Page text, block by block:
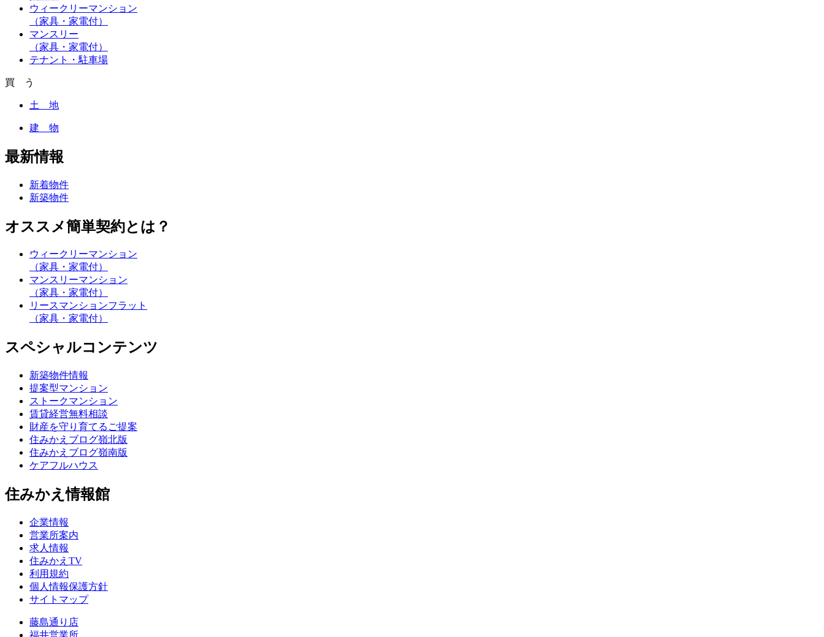
ウィークリーマンション
（家具・家電付）
マンスリー
（家具・家電付）
テナント・駐車場
買 う
土 地
建 物
最新情報
新着物件
新築物件
オススメ簡単契約とは？
ウィークリーマンション
（家具・家電付）
マンスリーマンション
（家具・家電付）
リースマンションフラット
（家具・家電付）
スペシャルコンテンツ
新築物件情報
提案型マンション
ストークマンション
賃貸経営無料相談
財産を守り育てるご提案
住みかえブログ嶺北版
住みかえブログ嶺南版
ケアフルハウス
住みかえ情報館
企業情報
営業所案内
求人情報
住みかえTV
利用規約
個人情報保護方針
サイトマップ
藤島通り店
福井営業所